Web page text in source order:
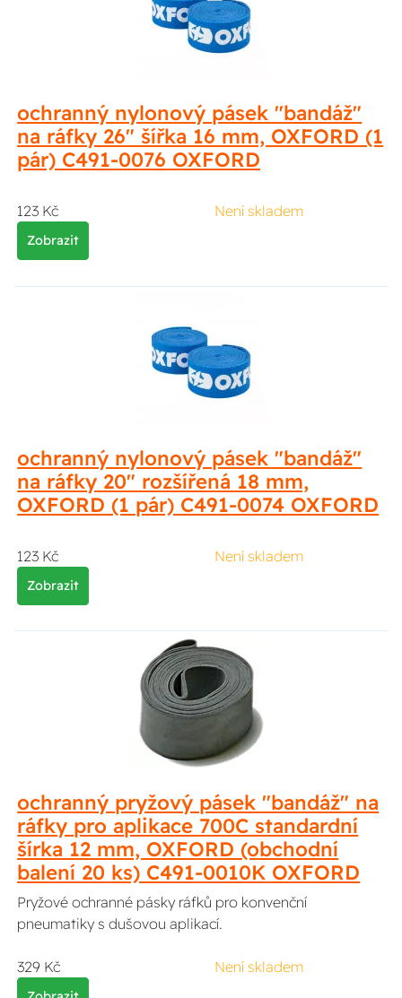
ochranný nylonový pásek "bandáž"
na ráfky 26" šířka 16 mm, OXFORD (1
pár) C491-0076 OXFORD
123 Kč Není skladem
Zobrazit
ochranný nylonový pásek "bandáž"
na ráfky 20" rozšířená 18 mm,
OXFORD (1 pár) C491-0074 OXFORD
123 Kč Není skladem
Zobrazit
ochranný pryžový pásek "bandáž" na
ráfky pro aplikace 700C standardní
šírka 12 mm, OXFORD (obchodní
balení 20 ks) C491-0010K OXFORD
Pryžové ochranné pásky ráfků pro konvenční
pneumatiky s dušovou aplikací.
329 Kč Není skladem